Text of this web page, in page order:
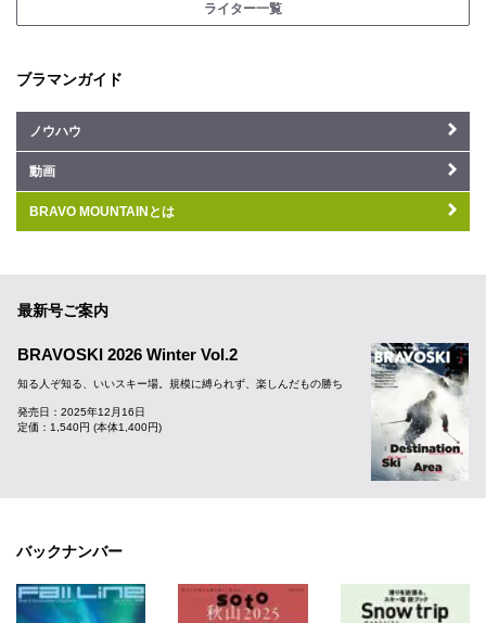
ライター一覧
ブラマンガイド
ノウハウ
動画
BRAVO MOUNTAINとは
最新号ご案内
BRAVOSKI 2026 Winter Vol.2
知る人ぞ知る、いいスキー場。規模に縛られず、楽しんだもの勝ち
発売日：2025年12月16日
定価：1,540円 (本体1,400円)
バックナンバー